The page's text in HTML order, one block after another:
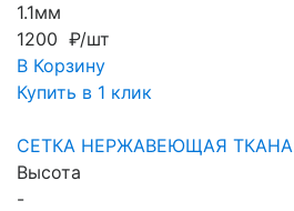
1.1мм
1200 ₽/шт
В Корзину
Купить в 1 клик
СЕТКА НЕРЖАВЕЮЩАЯ
Высота
-